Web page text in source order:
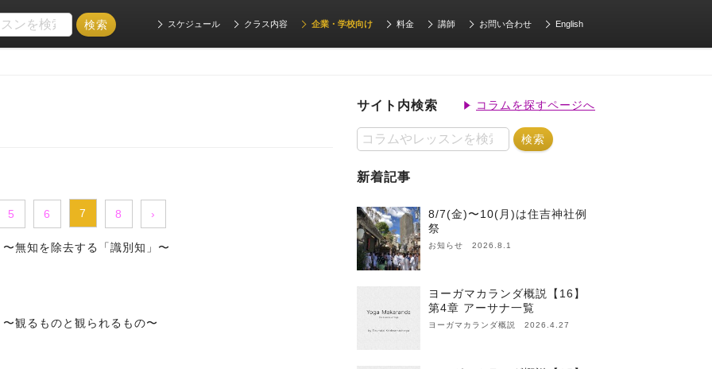
スケジュール クラス内容 企業・学校向け 料金 講師 お問い合わせ English
5 6 7 8 ›
無知を除去する「識別知」〜
観るものと観られるもの〜
サイト内検索 コラムを探すページへ
新着記事
8/7(金)〜10(月)は住吉神社例
祭
お知らせ 2026.8.1
ヨーガマカランダ概説【16】
第4章 アーサナ一覧
ヨーガマカランダ概説 2026.4.27